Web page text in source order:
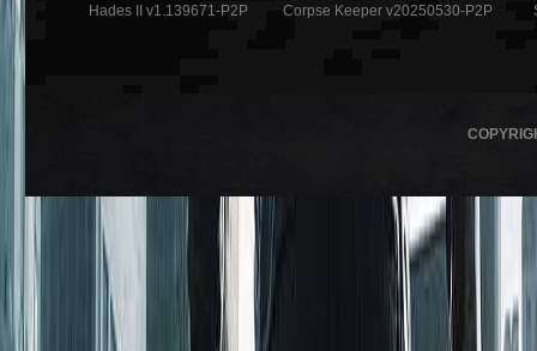
Hades II v1.139671-P2P Corpse Keeper v20250530-P2P